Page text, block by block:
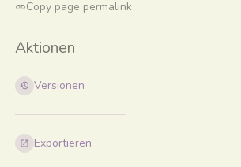
Copy page permalink
Aktionen
Versionen
Exportieren